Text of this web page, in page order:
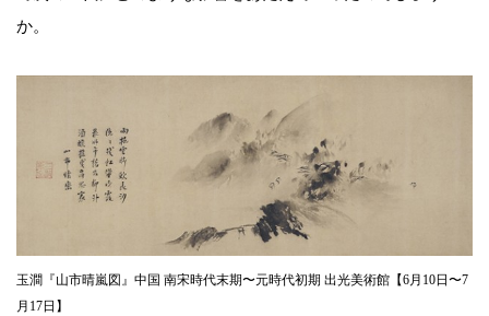
か。
玉澗『山市晴嵐図』中国 南宋時代末期〜元時代初期 出光美術館【6月10日〜7
月17日】